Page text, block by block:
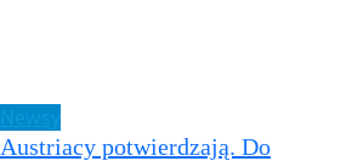
Austriacy potwierdzają. Do